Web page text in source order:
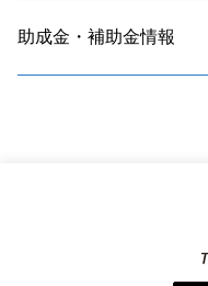
助成金・補助金情報